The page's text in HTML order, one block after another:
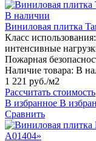
В наличии
Виниловая плитка
Класс использования:
интенсивные
Пожарная
Наличие товара: В
1 221 руб./м2
Рассчитать стоимость
В избранное В
Сравнить